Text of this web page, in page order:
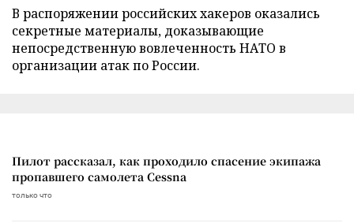
В распоряжении российских хакеров оказались
секретные материалы, доказывающие
непосредственную вовлеченность НАТО в
организации атак по России.
Пилот рассказал, как проходило спасение экипажа
пропавшего самолета Cessna
только что